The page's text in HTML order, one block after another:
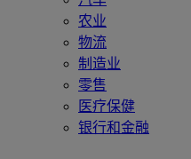
农业
物流
制造业
零售
医疗保健
银行和金融